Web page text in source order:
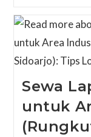
Sewa
untuk